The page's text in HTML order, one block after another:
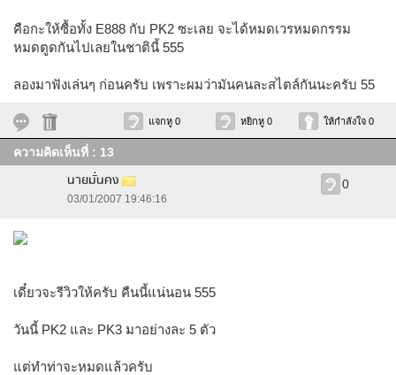
คือกะให้ซื้อทั้ง E888 กับ PK2 ซะเลย จะได้หมดเวรหมดกรรม
หมดตูดกันไปเลยในชาตินี้ 555
ลองมาฟังเล่นๆ ก่อนครับ เพราะผมว่ามันคนละสไตล์กันนะครับ 55
แจกหู 0 หยิกหู 0 ให้กำลังใจ 0
ความคิดเห็นที่ : 13
นายมั่นคง
03/01/2007 19:46:16
0
เดี๋ยวจะรีวิวให้ครับ คืนนี้แน่นอน 555
วันนี้ PK2 และ PK3 มาอย่างละ 5 ตัว
แต่ทำท่าจะหมดแล้วครับ